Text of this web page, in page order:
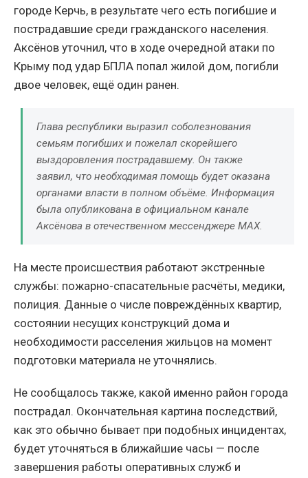
городе Керчь, в результате чего есть погибшие и
пострадавшие среди гражданского населения.
Аксёнов уточнил, что в ходе очередной атаки по
Крыму под удар БПЛА попал жилой дом, погибли
двое человек, ещё один ранен.
Глава республики выразил соболезнования
семьям погибших и пожелал скорейшего
выздоровления пострадавшему. Он также
заявил, что необходимая помощь будет оказана
органами власти в полном объёме. Информация
была опубликована в официальном канале
Аксёнова в отечественном мессенджере MAX.
На месте происшествия работают экстренные
службы: пожарно-спасательные расчёты, медики,
полиция. Данные о числе повреждённых квартир,
состоянии несущих конструкций дома и
необходимости расселения жильцов на момент
подготовки материала не уточнялись.
Не сообщалось также, какой именно район города
пострадал. Окончательная картина последствий,
как это обычно бывает при подобных инцидентах,
будет уточняться в ближайшие часы — после
завершения работы оперативных служб и